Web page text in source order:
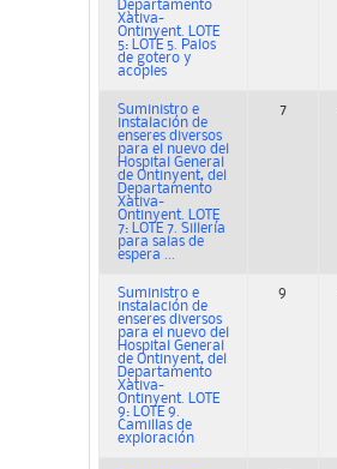
Departamento
Xàtiva-
Ontinyent. LOTE
5: LOTE 5. Palos
de gotero y
acoples
Suministro e
instalación de
enseres diversos
para el nuevo del
Hospital General
de Ontinyent, del
Departamento
Xàtiva-
Ontinyent. LOTE
7: LOTE 7. Sillería
para salas de
espera ...
7
Suministro e
instalación de
enseres diversos
para el nuevo del
Hospital General
de Ontinyent, del
Departamento
Xàtiva-
Ontinyent. LOTE
9: LOTE 9.
Camillas de
exploración
9